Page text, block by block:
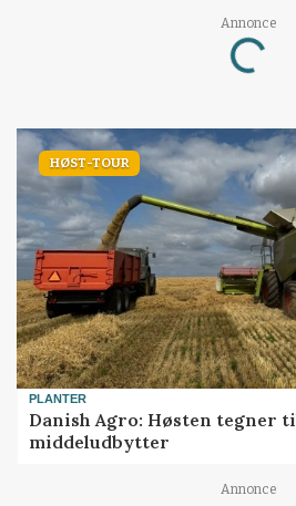
Annonce
Loading...
HØST-TOUR
PLANTER
Danish Agro: Høsten tegner
middeludbytter
Annonce